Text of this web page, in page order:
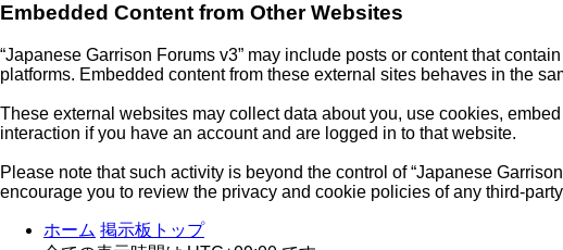
Embedded Content from Other Websites
“Japanese Garrison Forums v3” may include posts or content that
platforms. Embedded content from these external sites behaves in the
These external websites may collect data about you, use cookies,
interaction if you have an account and are logged in to that website.
Please note that such activity is beyond the control of “Japanese
encourage you to review the privacy and cookie policies of any third-
ホーム 掲示板トップ